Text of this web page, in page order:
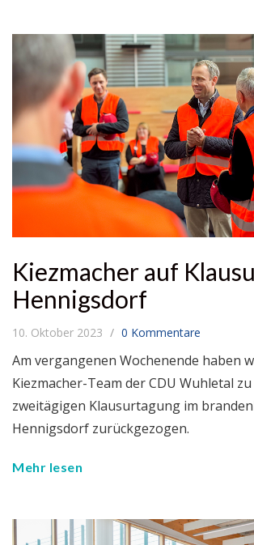
Kiezmacher auf
Hennigsdorf
10. Oktober 2023 0 Kommentare
Am vergangenen Wochenende haben
Kiezmacher-Team der CDU Wuhletal
zweitägigen Klausurtagung im
Hennigsdorf zurückgezogen.
Mehr lesen